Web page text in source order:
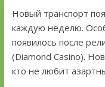
Новый транспорт
каждую неделю.
появилось после
(Diamond Casino).
кто не любит